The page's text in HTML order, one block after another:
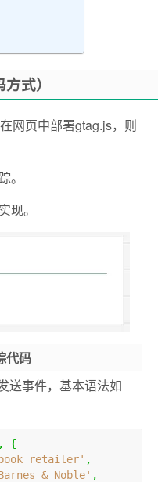
式）
网页中部署gtag.js，则
。
现。
代码
送事件，基本语法如
,
{
retailer' ,
& Noble' ,